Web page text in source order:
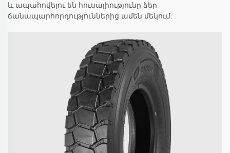
և ապահովելու են հուսալիությունը ձեր
ճանապարհորդություններից ամեն մեկում: